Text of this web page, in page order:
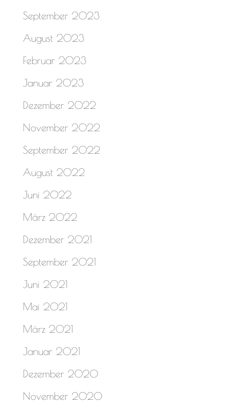
September 2023
August 2023
Februar 2023
Januar 2023
Dezember 2022
November 2022
September 2022
August 2022
Juni 2022
März 2022
Dezember 2021
September 2021
Juni 2021
Mai 2021
März 2021
Januar 2021
Dezember 2020
November 2020